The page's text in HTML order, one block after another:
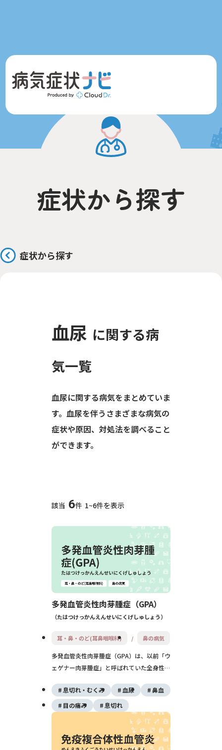
症状から探す
症状から探す
血尿 に関する病
気一覧
血尿に関する病気をまとめていま
す。血尿を伴うさまざまな病気の
症状や原因、対処法を調べること
ができます。
該当 6件 1~6件を表示
多発血管炎性肉芽腫症（GPA）
たはつけっかんえんせいにくげしゅしょう
耳・鼻・のど(耳鼻咽喉科) 鼻の病気
多発血管炎性肉芽腫症（GPA）は、以前「ウ
ェゲナー肉芽腫症」と呼ばれていた全身性の
道、肺、腎臓に炎症が起こり、発熱・膿のよ
うな鼻水・咳・血尿などが見られます。治療
しないと生命に関わることもありますが、現
在はステロイドと免疫抑制薬を中心とした治
療で予後は大きく改善しています。
息切れ・むくみ 血尿
鼻血
目の痛み
息切れ